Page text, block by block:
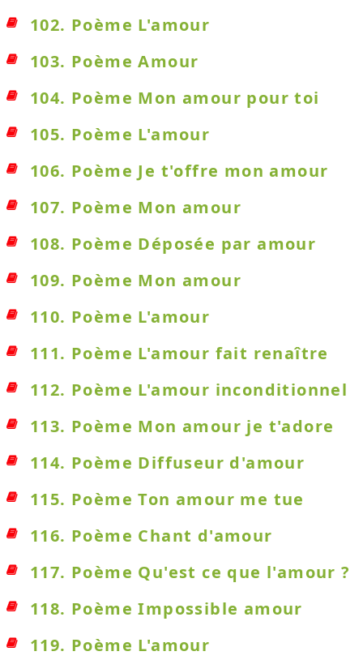
102. Poème L'amour
103. Poème Amour
104. Poème Mon amour pour toi
105. Poème L'amour
106. Poème Je t'offre mon amour
107. Poème Mon amour
108. Poème Déposée par amour
109. Poème Mon amour
110. Poème L'amour
111. Poème L'amour fait renaître
112. Poème L'amour inconditionnel
113. Poème Mon amour je t'adore
114. Poème Diffuseur d'amour
115. Poème Ton amour me tue
116. Poème Chant d'amour
117. Poème Qu'est ce que l'amour ?
118. Poème Impossible amour
119. Poème L'amour